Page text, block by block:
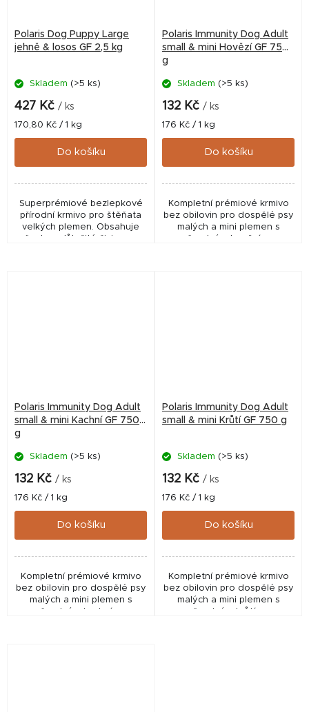
Polaris Dog Puppy Large
jehně & losos GF 2,5 kg
Skladem (>5 ks)
427 Kč / ks
Měrná
cena:
170,80 Kč / 1 kg
Do košíku
Superprémiové bezlepkové
přírodní krmivo pro štěňata
velkých plemen. Obsahuje
všechny důležité živiny pro
Polaris Immunity Dog Adult
small & mini Hovězí GF 750
g
Skladem (>5 ks)
132 Kč / ks
Měrná
cena:
176 Kč / 1 kg
Do košíku
Kompletní prémiové krmivo
bez obilovin pro dospělé psy
malých a mini plemen s
čerstvým hovězím.
Polaris Immunity Dog Adult
small & mini Kachní GF 750
g
Skladem (>5 ks)
132 Kč / ks
Měrná
cena:
176 Kč / 1 kg
Do košíku
Kompletní prémiové krmivo
bez obilovin pro dospělé psy
malých a mini plemen s
Polaris Immunity Dog Adult
small & mini Krůtí GF 750 g
Skladem (>5 ks)
132 Kč / ks
Měrná
cena:
176 Kč / 1 kg
Do košíku
Kompletní prémiové krmivo
bez obilovin pro dospělé psy
malých a mini plemen s